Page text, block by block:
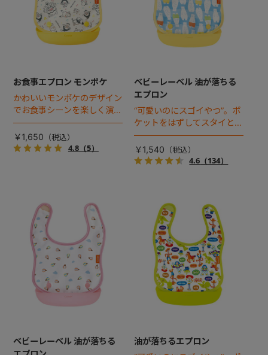
お食事エプロン モンポケ
かわいいモンポケのデザイン
でお食事シーンを楽しく演出
してくれます。ポケットを外
すと、スタイとしても使える
コンパクトエプロン。
￥1,650
4.8（5）
ベビーレーベル 油が落ちる
エプロン
“可愛いのにスゴイやつ”。ポ
ケットをはずしてスタイとし
ても使えるコンパクトエプロ
ンからNEWカラーが登場！
油汚れが落ちやすいNEO-
￥1,540
4.6 （134）
ベビーレーベル 油が落ちる
油が落ちるエプロン